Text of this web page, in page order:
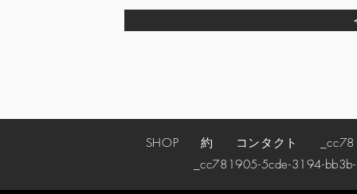
SHOP 約 コンタクト
_cc781905-5cde-3194-